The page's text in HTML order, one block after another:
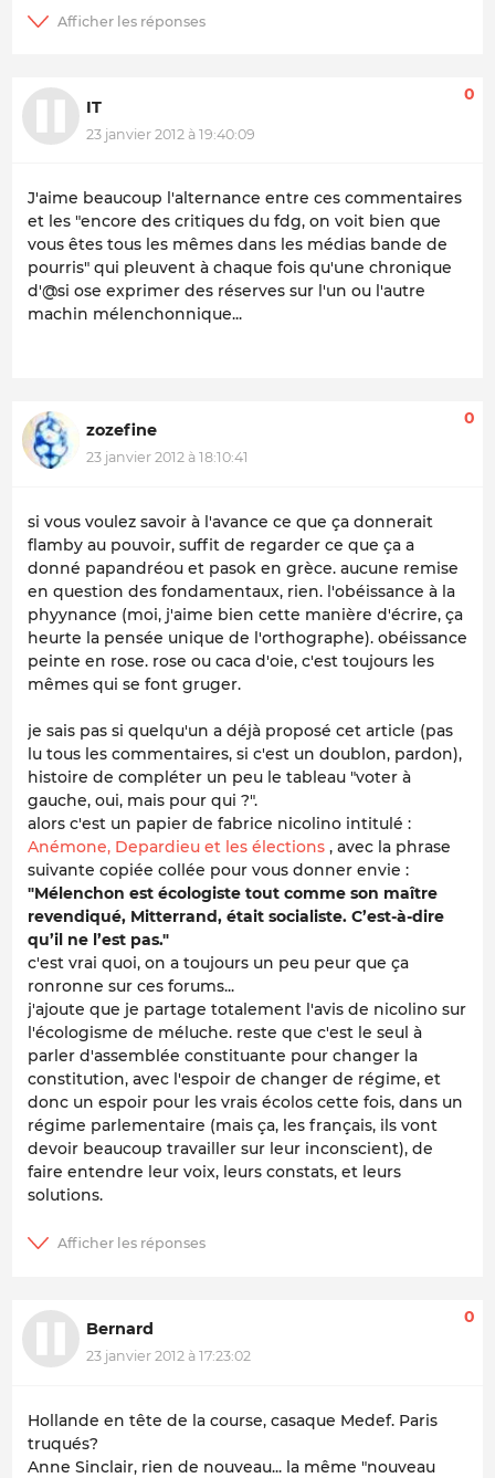
IT
23 janvier 2012 à 19:40:09
0
J'aime beaucoup l'alternance entre ces commentaires
et les "encore des critiques du fdg, on voit bien que
vous êtes tous les mêmes dans les médias bande de
pourris" qui pleuvent à chaque fois qu'une chronique
d'@si ose exprimer des réserves sur l'un ou l'autre
machin mélenchonnique...
zozefine
23 janvier 2012 à 18:10:41
0
si vous voulez savoir à l'avance ce que ça donnerait
flamby au pouvoir, suffit de regarder ce que ça a
donné papandréou et pasok en grèce. aucune remise
en question des fondamentaux, rien. l'obéissance à la
phyynance (moi, j'aime bien cette manière d'écrire, ça
heurte la pensée unique de l'orthographe). obéissance
peinte en rose. rose ou caca d'oie, c'est toujours les
mêmes qui se font gruger.
je sais pas si quelqu'un a déjà proposé cet article (pas
lu tous les commentaires, si c'est un doublon, pardon),
histoire de compléter un peu le tableau "voter à
gauche, oui, mais pour qui ?".
alors c'est un papier de fabrice nicolino intitulé :
Anémone, Depardieu et les élections , avec la phrase
suivante copiée collée pour vous donner envie :
"Mélenchon est écologiste tout comme son maître
revendiqué, Mitterrand, était socialiste. C’est-à-dire
qu’il ne l’est pas."
c'est vrai quoi, on a toujours un peu peur que ça
ronronne sur ces forums...
j'ajoute que je partage totalement l'avis de nicolino sur
l'écologisme de méluche. reste que c'est le seul à
parler d'assemblée constituante pour changer la
constitution, avec l'espoir de changer de régime, et
donc un espoir pour les vrais écolos cette fois, dans un
régime parlementaire (mais ça, les français, ils vont
devoir beaucoup travailler sur leur inconscient), de
faire entendre leur voix, leurs constats, et leurs
solutions.
Bernard
23 janvier 2012 à 17:23:02
0
Hollande en tête de la course, casaque Medef. Paris
truqués?
Anne Sinclair, rien de nouveau... la même "nouveau